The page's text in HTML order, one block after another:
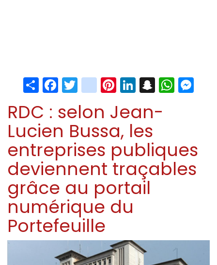
ShareFacebook
Twitter
instagram
Pinterest
LinkedIn
Snapchat
RDC : selon Jean-
Lucien Bussa, les
entreprises publiques
deviennent traçables
grâce au portail
numérique du
Portefeuille